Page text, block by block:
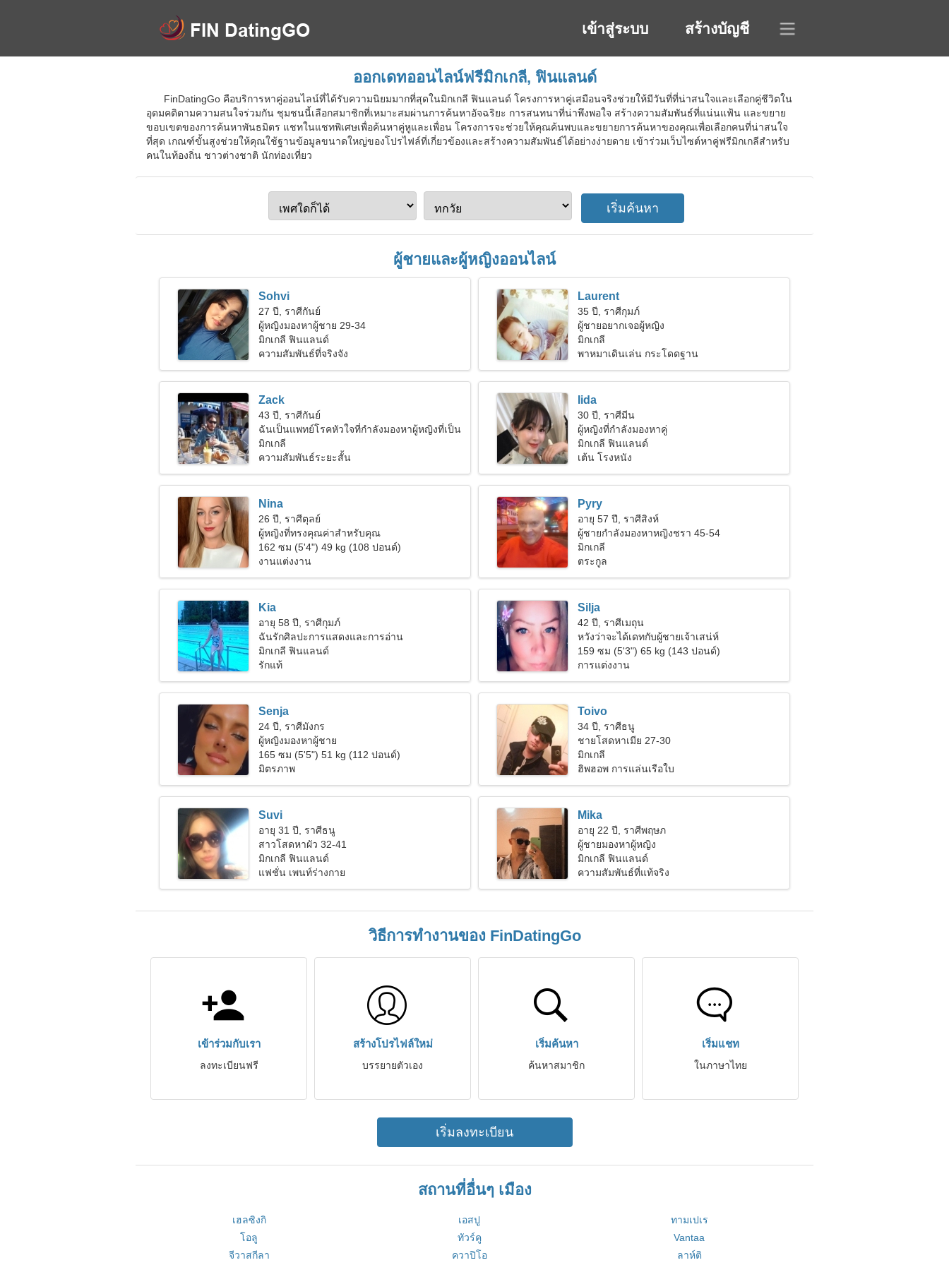
เข้าสู่ระบบ สร้างบัญชี
ออกเดทออนไลน์ฟรีมิกเกลี, ฟินแลนด์
FinDatingGo คือบริการหาคู่ออนไลน์ที่ได้รับความนิยมมากที่สุดในมิกเกลี ฟินแลนด์ โครงการหาคู่เสมือนจริงช่วยให้มีวันที่ที่น่าสนใจและเลือกคู่ชีวิตใน
อุดมคติตามความสนใจร่วมกัน ชุมชนนี้เลือกสมาชิกที่เหมาะสมผ่านการค้นหาอัจฉริยะ การสนทนาที่น่าพึงพอใจ สร้างความสัมพันธ์ที่แน่นแฟ้น และขยาย
ขอบเขตของการค้นหาพันธมิตร แชทในแชทพิเศษเพื่อค้นหาคู่หูและเพื่อน โครงการจะช่วยให้คุณค้นพบและขยายการค้นหาของคุณเพื่อเลือกคนที่น่าสนใจ
ที่สุด เกณฑ์ขั้นสูงช่วยให้คุณใช้ฐานข้อมูลขนาดใหญ่ของโปรไฟล์ที่เกี่ยวข้องและสร้างความสัมพันธ์ได้อย่างง่ายดาย เข้าร่วมเว็บไซต์หาคู่ฟรีมิกเกลีสำหรับ
คนในท้องถิ่น ชาวต่างชาติ นักท่องเที่ยว
ผู้ชายและผู้หญิงออนไลน์
Sohvi
27 ปี, ราศีกันย์
ผู้หญิงมองหาผู้ชาย 29-34
มิกเกลี ฟินแลนด์
ความสัมพันธ์ที่จริงจัง
Laurent
35 ปี, ราศีกุมภ์
ผู้ชายอยากเจอผู้หญิง
มิกเกลี
พาหมาเดินเล่น กระโดดฐาน
Zack
43 ปี, ราศีกันย์
ฉันเป็นแพทย์โรคหัวใจที่กำลังมองหาผู้หญิงที่เป็น
มิตร
มิกเกลี
ความสัมพันธ์ระยะสั้น
Iida
30 ปี, ราศีมีน
ผู้หญิงที่กำลังมองหาคู่
มิกเกลี ฟินแลนด์
เต้น โรงหนัง
Nina
26 ปี, ราศีตุลย์
ผู้หญิงที่ทรงคุณค่าสำหรับคุณ
162 ซม (5'4") 49 kg (108 ปอนด์)
งานแต่งงาน
Pyry
อายุ 57 ปี, ราศีสิงห์
ผู้ชายกำลังมองหาหญิงชรา 45-54
มิกเกลี
ตระกูล
Kia
อายุ 58 ปี, ราศีกุมภ์
ฉันรักศิลปะการแสดงและการอ่าน
มิกเกลี ฟินแลนด์
รักแท้
Silja
42 ปี, ราศีเมถุน
หวังว่าจะได้เดทกับผู้ชายเจ้าเสน่ห์
159 ซม (5'3") 65 kg (143 ปอนด์)
การแต่งงาน
Senja
24 ปี, ราศีมังกร
ผู้หญิงมองหาผู้ชาย
165 ซม (5'5") 51 kg (112 ปอนด์)
มิตรภาพ
Toivo
34 ปี, ราศีธนู
ชายโสดหาเมีย 27-30
มิกเกลี
ฮิพฮอพ การแล่นเรือใบ
Suvi
อายุ 31 ปี, ราศีธนู
สาวโสดหาผัว 32-41
มิกเกลี ฟินแลนด์
แฟชั่น เพนท์ร่างกาย
Mika
อายุ 22 ปี, ราศีพฤษภ
ผู้ชายมองหาผู้หญิง
มิกเกลี ฟินแลนด์
ความสัมพันธ์ที่แท้จริง
วิธีการทำงานของ FinDatingGo
เข้าร่วมกับเรา
ลงทะเบียนฟรี
สร้างโปรไฟล์ใหม่
บรรยายตัวเอง
เริ่มค้นหา
ค้นหาสมาชิก
เริ่มแชท
ในภาษาไทย
เริ่มลงทะเบียน
สถานที่อื่นๆ เมือง
เฮลซิงกิ เอสปู
ทามเปเร
โอลู
ทัวร์คู
Vantaa
จีวาสกีลา
ควาปิโอ ลาห์ติ